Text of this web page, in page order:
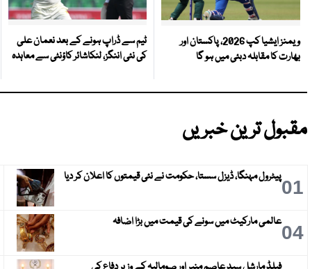
ویمنز ایشیا کپ 2026، پاکستان اور
بھارت کا مقابلہ دبئی میں ہو گا
ٹیم سے ڈراپ ہونے کے بعد نعمان علی
کی نئی اننگز، لنکاشائر کاؤنٹی سے معاہدہ
مقبول ترین خبریں
01پیٹرول مہنگا، ڈیزل سستا، حکومت نے نئی قیمتوں کا اعلان کر دیا
04عالمی مارکیٹ میں سونے کی قیمت میں بڑا اضافہ